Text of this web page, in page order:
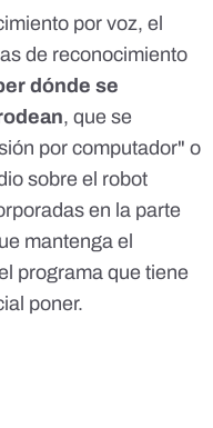
por voz, el
de reconocimiento
dónde se
, que se
por computador" o
sobre el robot
en la parte
mantenga el
programa que tiene
poner.